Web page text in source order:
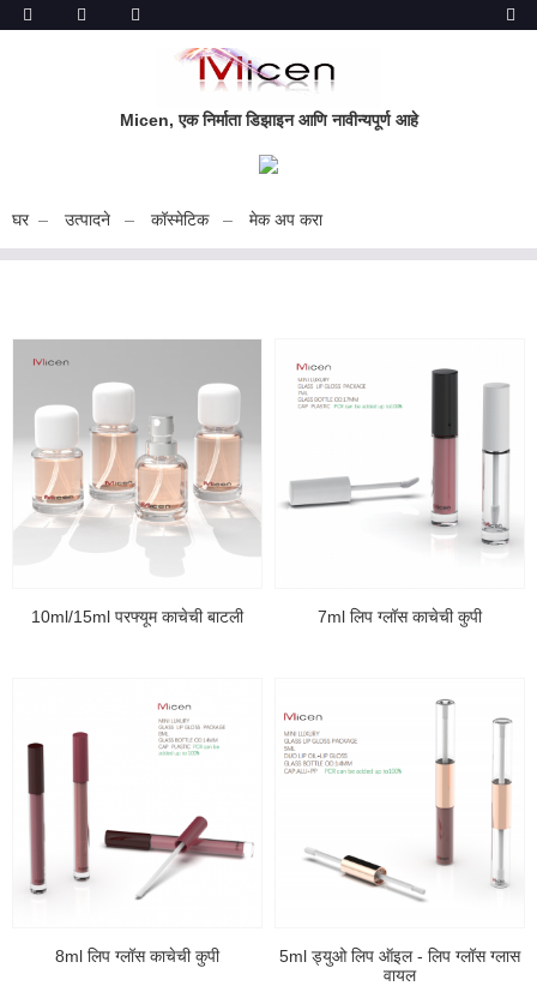
Micen, एक निर्माता डिझाइन आणि नावीन्यपूर्ण आहे
घर उत्पादने कॉस्मेटिक मेक अप करा
10ml/15ml परफ्यूम काचेची बाटली 7ml लिप ग्लॉस काचेची कुपी
8ml लिप ग्लॉस काचेची कुपी
5ml ड्युओ लिप ऑइल - लिप ग्लॉस ग्लास
वायल